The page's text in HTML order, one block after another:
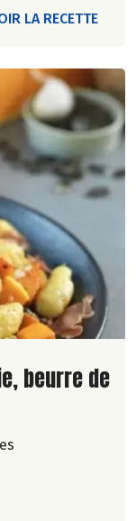
LA RECETTE
beurre de